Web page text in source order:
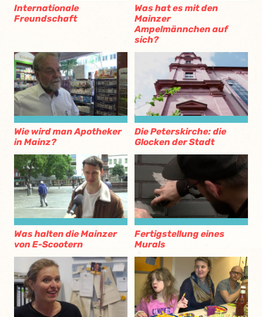
Internationale
Freundschaft
Was hat es mit den
Mainzer
Ampelmännchen auf
sich?
Wie wird man Apotheker
in Mainz?
Die Peterskirche: die
Glocken der Stadt
Was halten die Mainzer
von E-Scootern
Fertigstellung eines
Murals